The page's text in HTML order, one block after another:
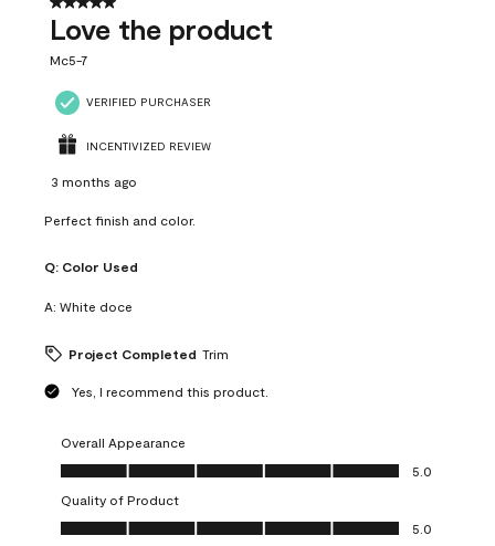
Love the product
Mc5-7
VERIFIED PURCHASER
INCENTIVIZED REVIEW
3 months ago
Perfect finish and color.
Q: Color Used
A: White doce
Project Completed Trim
Yes, I recommend this product.
Overall Appearance
Overall Appearance, 5.0 out of 5
5.0
Quality of Product
Quality of Product, 5.0 out of 5
5.0